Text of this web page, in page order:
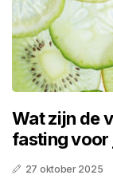
Wat zijn de
fasting voor
27 oktober 2025